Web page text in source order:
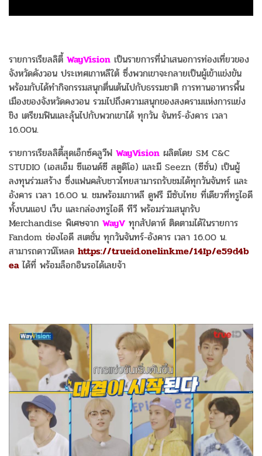
รายการเรียลลิตี้ WayVision เป็นรายการที่นำเสนอการท่องเที่ยวของ
จังหวัดคังวอน ประเทศเกาหลีใต้ ซึ่งพวกเขาจะกลายเป็นผู้เข้าแข่งขัน
พร้อมกับได้ทำกิจกรรมสนุกตื่นเต้นไปกับธรรมชาติ การทานอาหารพื้น
เมืองของจังหวัดคงวอน รวมไปถึงความสนุกของสงครามแห่งการแย่ง
ชิง เตรียมฟินและลุ้นไปกับพวกเขาได้ ทุกวัน จันทร์-อังคาร เวลา
16.00น.
รายการเรียลลิตี้สุดเอ็กซ์คลูวีฟ WayVision ผลิตโดย SM C&C
STUDIO (เอสเอ็ม ซีแอนด์ซี สตูดิโอ) และมี Seezn (ซีซั่น) เป็นผู้
ลงทุนร่วมสร้าง ซึ่งแฟนคลับชาวไทยสามารถรับชมได้ทุกวันจันทร์ และ
อังคาร เวลา 16.00 น. ชมพร้อมเกาหลี ดูฟรี มีซับไทย ที่เดียวที่ทรูไอดี
ทั้งบนแอป เว็บ และกล่องทรูไอดี ทีวี พร้อมร่วมสนุกรับ
Merchandise พิเศษจาก WayV ทุกสัปดาห์ ติดตามได้ในรายการ
Fandom ช่องไอดี สเตชั่น ทุกวันจันทร์-อังคาร เวลา 16.00 น.
สามารถดาวน์โหลด https://trueid.onelink.me/14Ip/e59d4b
eaได้ที่ พร้อมล็อกอินรอได้เลยจ้า